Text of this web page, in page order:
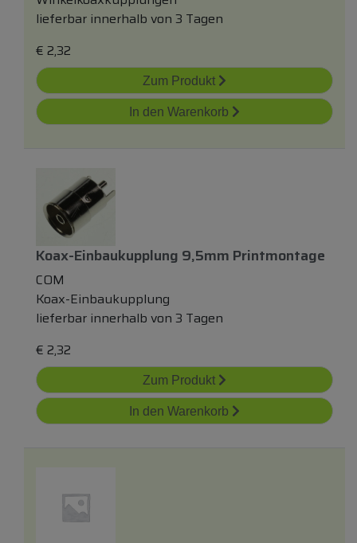
lieferbar innerhalb von 3 Tagen
€ 2,32
Zum Produkt
In den Warenkorb
Koax-Einbaukupplung 9,5mm Printmontage
COM
Koax-Einbaukupplung
lieferbar innerhalb von 3 Tagen
€ 2,32
Zum Produkt
In den Warenkorb